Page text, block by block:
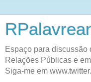
Espaço para discussão
Relações Públicas e
Siga-me em